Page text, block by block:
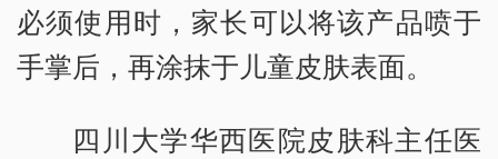
必须使用时，家长可以将该产品喷于
手掌后，再涂抹于儿童皮肤表面。
四川大学华西医院皮肤科主任医